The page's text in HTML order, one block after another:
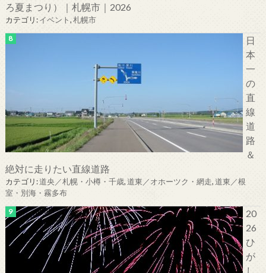
ろ夏まつり）｜札幌市｜2026
カテゴリ:イベント,札幌市
日
本
一
の
直
線
道
路
＆
絶対に走りたい直線道路
カテゴリ:道央／札幌・小樽・千歳,道東／オホーツク・網走,道東／根
室・別海・霧多布
20
26
ひ
が
し